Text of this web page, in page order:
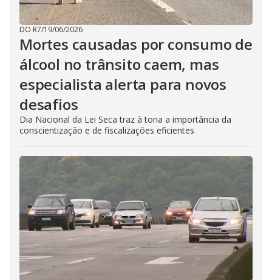
DO R7/19/06/2026
Mortes causadas por consumo de
álcool no trânsito caem, mas
especialista alerta para novos
desafios
Dia Nacional da Lei Seca traz à tona a importância da
conscientização e de fiscalizações eficientes